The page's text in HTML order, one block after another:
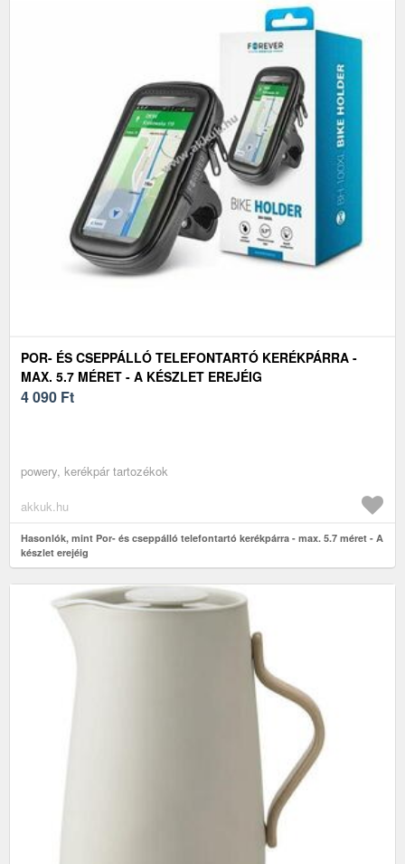
POR- ÉS CSEPPÁLLÓ TELEFONTARTÓ KERÉKPÁRRA -
MAX. 5.7 MÉRET - A KÉSZLET EREJÉIG
4 090 Ft
powery, kerékpár tartozékok
akkuk.hu
Hasonlók, mint Por- és cseppálló telefontartó kerékpárra - max. 5.7 méret - A
készlet erejéig